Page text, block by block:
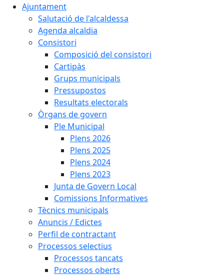
Ajuntament
Salutació de l'alcaldessa
Agenda alcaldia
Consistori
Composició del consistori
Cartipàs
Grups municipals
Pressupostos
Resultats electorals
Òrgans de govern
Ple Municipal
Plens 2026
Plens 2025
Plens 2024
Plens 2023
Junta de Govern Local
Comissions Informatives
Tècnics municipals
Anuncis / Edictes
Perfil de contractant
Processos selectius
Processos tancats
Processos oberts